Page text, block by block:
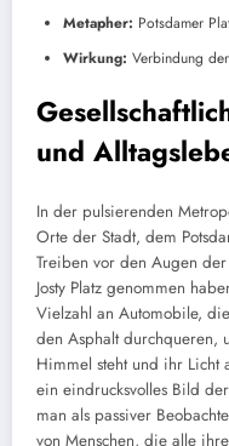
Metapher: Potsdamer
Wirkung: Verbindung
und
In der pulsierenden
Orte der Stadt, dem
Treiben vor den Augen
Josty Platz genommen
Vielzahl an Automobile,
den Asphalt durchqueren,
Himmel steht und ihr Licht
ein eindrucksvolles Bild
man als passiver
von Menschen, die alle